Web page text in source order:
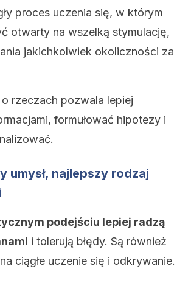
proces uczenia się, w którym
otwarty na wszelką stymulację,
jakichkolwiek okoliczności za
rzeczach pozwala lepiej
formułować hipotezy i
umysł, najlepszy rodzaj
podejściu lepiej radzą
i tolerują błędy. Są również
ciągłe uczenie się i odkrywanie.